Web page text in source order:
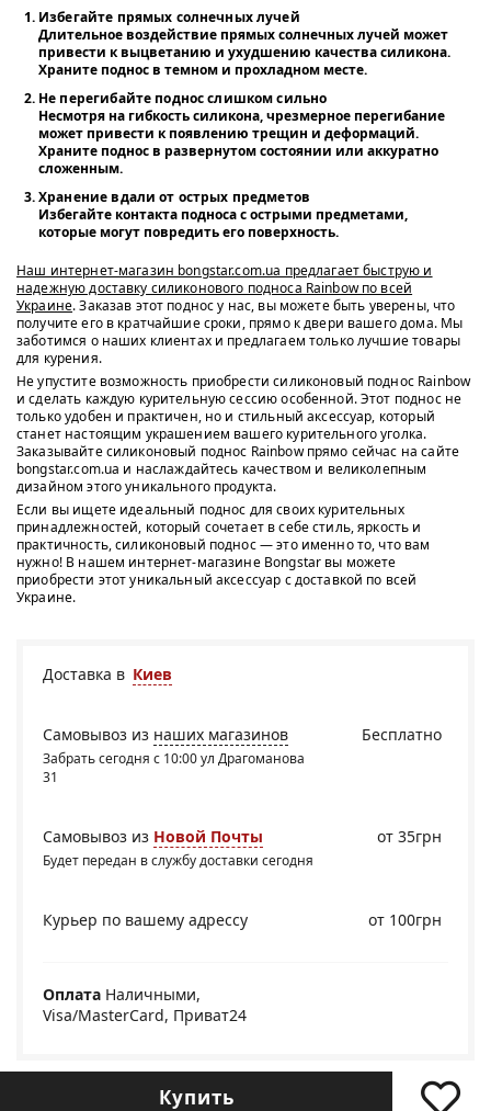
Избегайте прямых солнечных лучей
Длительное воздействие прямых солнечных лучей может
привести к выцветанию и ухудшению качества силикона.
Храните поднос в темном и прохладном месте.
Не перегибайте поднос слишком сильно
Несмотря на гибкость силикона, чрезмерное перегибание
может привести к появлению трещин и деформаций.
Храните поднос в развернутом состоянии или аккуратно
сложенным.
Хранение вдали от острых предметов
Избегайте контакта подноса с острыми предметами,
которые могут повредить его поверхность.
Наш интернет-магазин bongstar.com.ua предлагает быструю и
надежную доставку силиконового подноса Rainbow по всей
Украине. Заказав этот поднос у нас, вы можете быть уверены, что
получите его в кратчайшие сроки, прямо к двери вашего дома. Мы
заботимся о наших клиентах и предлагаем только лучшие товары
для курения.
Не упустите возможность приобрести силиконовый поднос Rainbow
и сделать каждую курительную сессию особенной. Этот поднос не
только удобен и практичен, но и стильный аксессуар, который
станет настоящим украшением вашего курительного уголка.
Заказывайте силиконовый поднос Rainbow прямо сейчас на сайте
bongstar.com.ua и наслаждайтесь качеством и великолепным
дизайном этого уникального продукта.
Если вы ищете идеальный поднос для своих курительных
принадлежностей, который сочетает в себе стиль, яркость и
практичность, силиконовый поднос — это именно то, что вам
нужно! В нашем интернет-магазине Bongstar вы можете
приобрести этот уникальный аксессуар с доставкой по всей
Украине.
Доставка в Киев
Бесплатно
Самовывоз из наших магазинов
Забрать сегодня с 10:00 ул Драгоманова
31
Самовывоз из Новой Почты
Будет передан в службу доставки сегодня
от 35грн
Курьер по вашему адрессу от 100грн
Оплата Наличными,
Visa/MasterCard, Приват24
Купить